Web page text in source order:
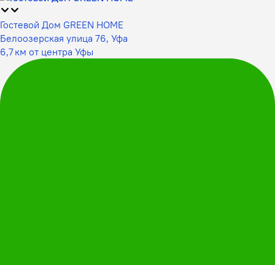
Гостевой Дом GREEN HOME
Белоозерская улица 76, Уфа
6,7 км от центра Уфы